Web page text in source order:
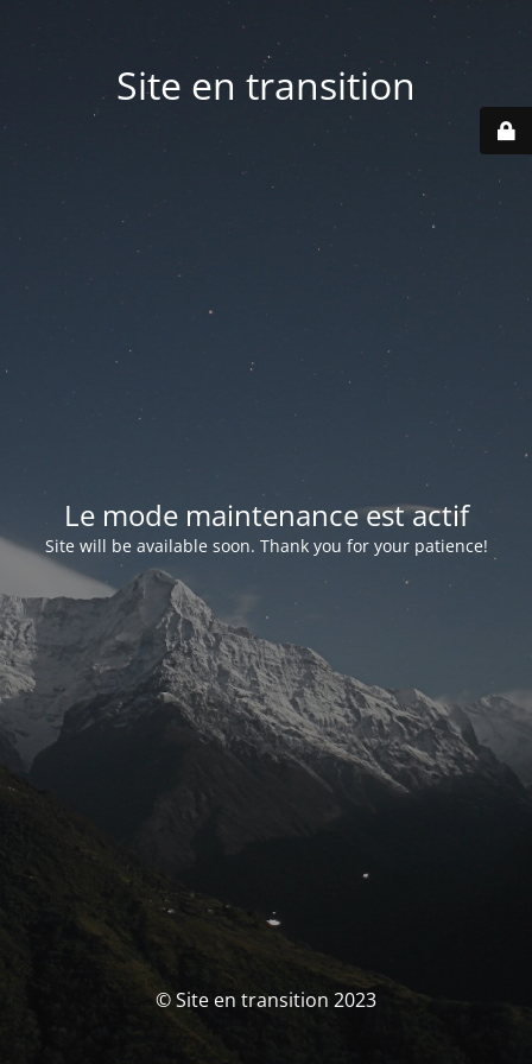
Site en transition
Le mode maintenance est actif
Site will be available soon. Thank you for your patience!
© Site en transition 2023